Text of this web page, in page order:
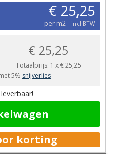
€ 25,25
per m2 incl BTW
€ 25,25
Totaalprijs: 1 x€ 25,25
5% snijverlies
korting